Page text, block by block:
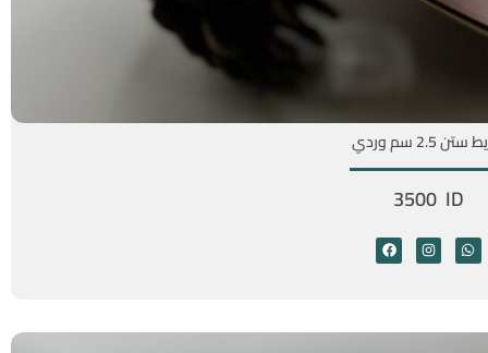
2.5 سم وردي
3500 ID